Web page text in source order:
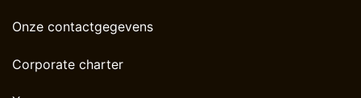
Onze contactgegevens
Corporate charter